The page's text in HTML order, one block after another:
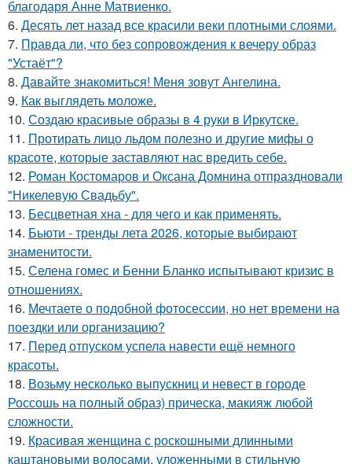
благодаря Анне Матвиенко.
6. Десять лет назад все красили веки плотными слоями.
7. Правда ли, что без сопровождения к вечеру образ
"Устаёт"?
8. Давайте знакомиться! Меня зовут Ангелина.
9. Как выглядеть моложе.
10. Создаю красивые образы в 4 руки в Иркутске.
11. Протирать лицо льдом полезно и другие мифы о
красоте, которые заставляют нас вредить себе.
12. Роман Костомаров и Оксана Домнина отпраздновали
"Никелевую Свадьбу".
13. Бесцветная хна - для чего и как применять.
14. Бьюти - тренды лета 2026, которые выбирают
знаменитости.
15. Селена гомес и Бенни Бланко испытывают кризис в
отношениях.
16. Мечтаете о подобной фотосессии, но нет времени на
поездки или организацию?
17. Перед отпуском успела навести ещё немного
красоты.
18. Возьму несколько выпускниц и невест в городе
Россошь на полный образ) прическа, макияж любой
сложности.
19. Красивая женщина с роскошными длинными
каштановыми волосами, уложенными в стильную